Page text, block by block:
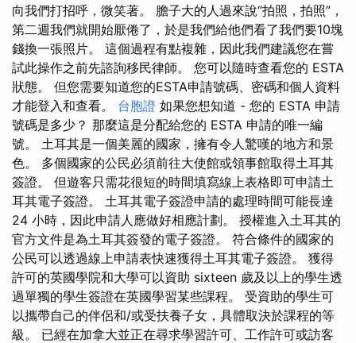
向我們打招呼，微笑著。 膽子大的人過來說“拍照，拍照”，
第二週我們就開始厭倦了，於是我們給他們看了我們要10塊
錢換一張照片。 這個過程有點複雜，因此我們建議您在嘗
試此操作之前先諮詢移民律師。 您可以隨時查看您的 ESTA
狀態。 但您需要知道您的ESTA申請號碼、密碼和個人資料
才能登入和查看。 台胞證 如果您想知道 - 您的 ESTA 申請
號碼是多少？ 那麼這是分配給您的 ESTA 申請的唯一編
號。 土耳其是一個美麗的國家，擁有令人驚嘆的地方和景
色。 多個國家的公民必須前往大使館或領事館取得土耳其
簽證。 但遊客只需花很短的時間填寫線上表格即可申請土
耳其電子簽證。 土耳其電子簽證申請的處理時間可能長達
24 小時，因此申請人應做好相應計劃。 授權進入土耳其的
官方文件是為土耳其簽發的電子簽證。 符合條件的國家的
公民可以透過線上申請表快速獲得土耳其電子簽證。 獲得
許可的英國學院和大學可以資助 sixteen 歲及以上的學生透
過單獨的學生簽證在英國學習某些課程。 受資助的學生可
以攜帶自己的伴侶和/或受扶養子女，具體取決於課程的等
級。 已經在加拿大並正在尋求學習許可、工作許可或訪客